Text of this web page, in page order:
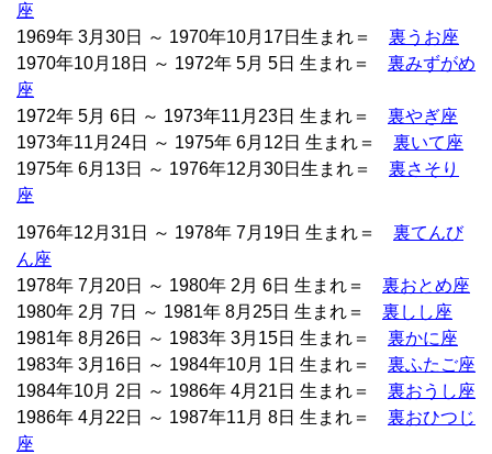
座
1969年 3月30日 ～ 1970年10月17日生まれ＝ 裏うお座
1970年10月18日 ～ 1972年 5月 5日 生まれ＝ 裏みずがめ
座
1972年 5月 6日 ～ 1973年11月23日 生まれ＝ 裏やぎ座
1973年11月24日 ～ 1975年 6月12日 生まれ＝ 裏いて座
1975年 6月13日 ～ 1976年12月30日生まれ＝ 裏さそり
座
1976年12月31日 ～ 1978年 7月19日 生まれ＝ 裏てんび
ん座
1978年 7月20日 ～ 1980年 2月 6日 生まれ＝ 裏おとめ座
1980年 2月 7日 ～ 1981年 8月25日 生まれ＝ 裏しし座
1981年 8月26日 ～ 1983年 3月15日 生まれ＝ 裏かに座
1983年 3月16日 ～ 1984年10月 1日 生まれ＝ 裏ふたご座
1984年10月 2日 ～ 1986年 4月21日 生まれ＝ 裏おうし座
1986年 4月22日 ～ 1987年11月 8日 生まれ＝ 裏おひつじ
座